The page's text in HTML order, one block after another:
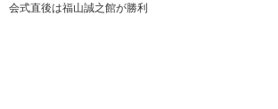
会式直後は福山誠之館が勝利